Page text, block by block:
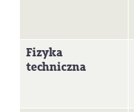
Fizyka
techniczna